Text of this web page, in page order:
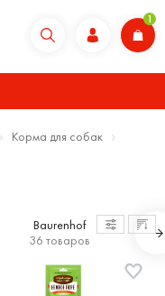
1
Корма для собак
Baurenhof
36 товаров